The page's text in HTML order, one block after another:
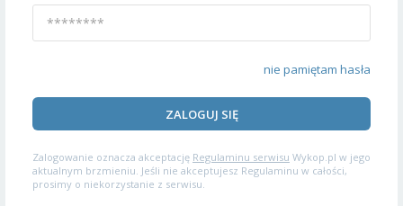
nie pamiętam hasła
ZALOGUJ SIĘ
Zalogowanie oznacza akceptację Regulaminu serwisu Wykop.pl w jego
aktualnym brzmieniu. Jeśli nie akceptujesz Regulaminu w całości,
prosimy o niekorzystanie z serwisu.